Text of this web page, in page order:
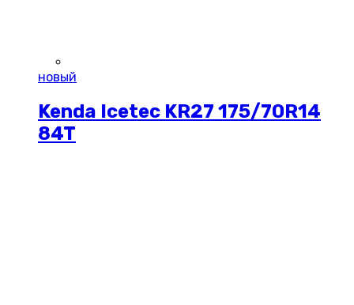
новый
Kenda Icetec KR27 175/70R14
84T